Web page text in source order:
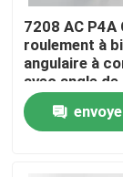
Maison
Produits
Au sujet de
7208 AC P4A
roulement à
angulaire à
avec angle
de 25°
pour spindles
16 000 tours